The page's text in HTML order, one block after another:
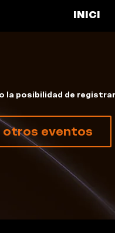
INICI
la posibilidad de
otros eventos